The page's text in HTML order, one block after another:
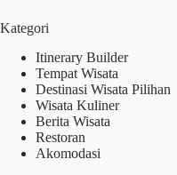
Kategori
Itinerary Builder
Tempat Wisata
Destinasi Wisata Pilihan
Wisata Kuliner
Berita Wisata
Restoran
Akomodasi